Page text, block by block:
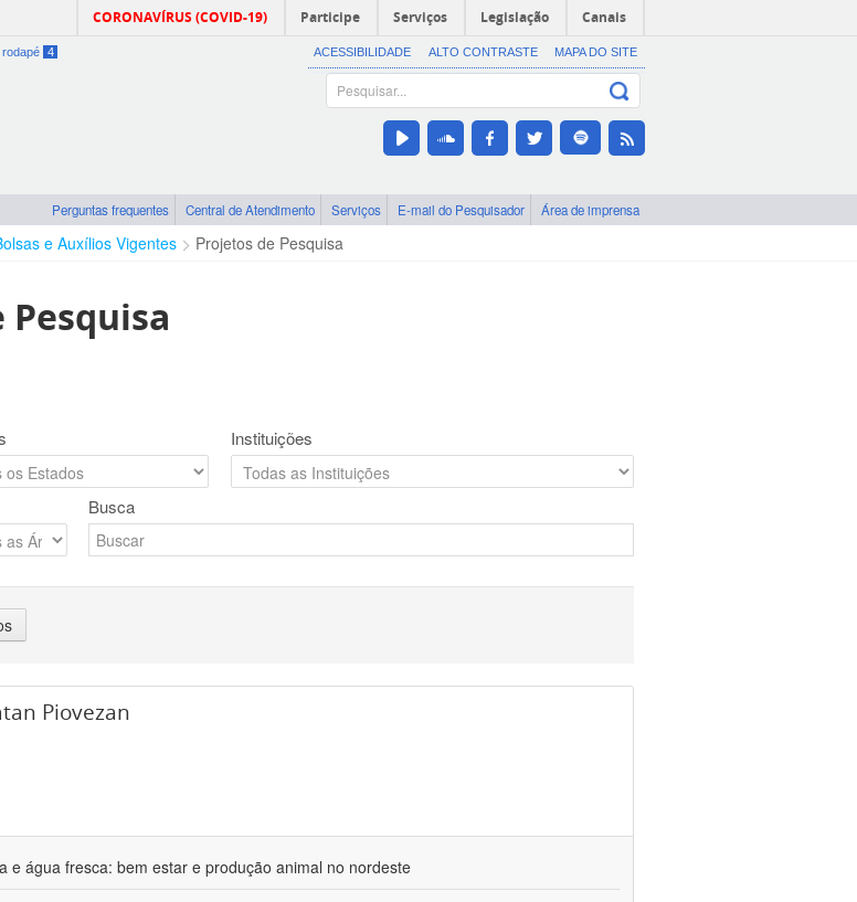
CORONAVÍRUS (COVID-19) Participe Serviços Legislação Canais
rodapé 4 ACESSIBILIDADE ALTO CONTRASTE MAPA DO SITE
Perguntas frequentes Central de Atendimento Serviços E-mail do Pesquisador Área de imprensa
e Auxílios Vigentes Projetos de Pesquisa
Instituições
Busca
Piovezan
e água fresca: bem estar e produção animal no nordeste